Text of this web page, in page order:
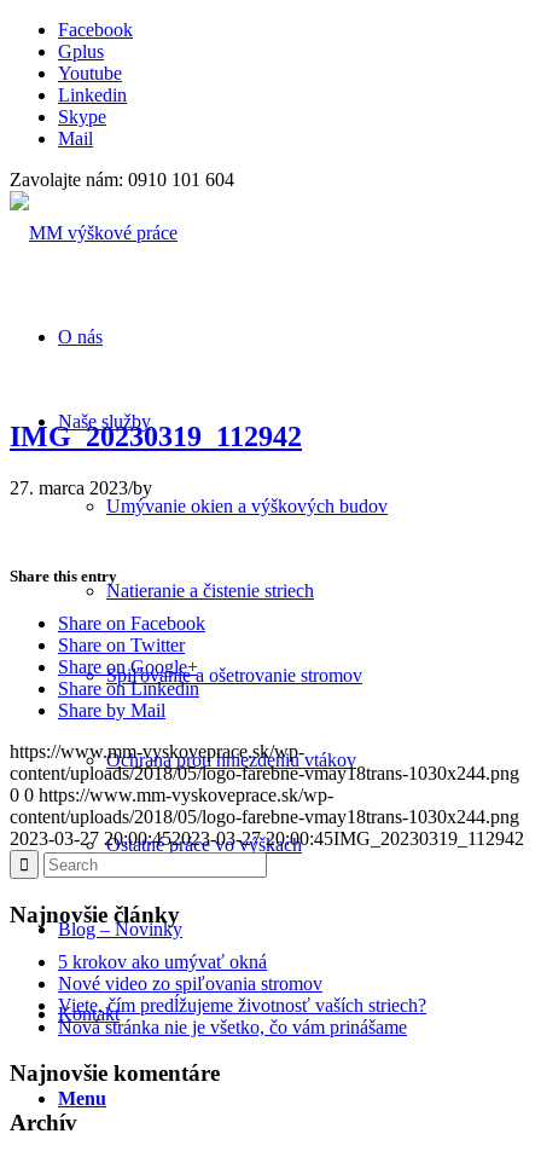
Facebook
Gplus
Youtube
Linkedin
Skype
Mail
Zavolajte nám: 0910 101 604
O nás
Naše služby
Umývanie okien a výškových budov
Natieranie a čistenie striech
Spiľovanie a ošetrovanie stromov
Ochrana proti hniezdeniu vtákov
Ostatné práce vo výškach
Blog – Novinky
Kontakt
Menu
IMG_20230319_112942
27. marca 2023/by
Share this entry
Share on Facebook
Share on Twitter
Share on Google+
Share on Linkedin
Share by Mail
https://www.mm-vyskoveprace.sk/wp-
content/uploads/2018/05/logo-farebne-vmay18trans-1030x244.png
0 0 https://www.mm-vyskoveprace.sk/wp-
content/uploads/2018/05/logo-farebne-vmay18trans-1030x244.png
2023-03-27 20:00:452023-03-27 20:00:45IMG_20230319_112942
Najnovšie články
5 krokov ako umývať okná
Nové video zo spiľovania stromov
Viete, čím predĺžujeme životnosť vaších striech?
Nová stránka nie je všetko, čo vám prinášame
Najnovšie komentáre
Archív